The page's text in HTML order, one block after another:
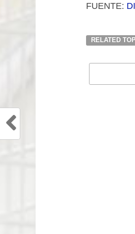
FUENTE:
RELATED